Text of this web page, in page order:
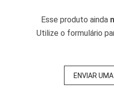
Esse produto ainda
Utilize o formulário
ENVIAR